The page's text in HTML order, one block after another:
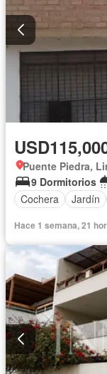
Puente Piedra,
9 Dormitorios
Cochera
Jardín
Hace 1 semana, 21